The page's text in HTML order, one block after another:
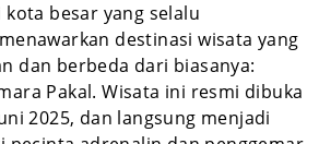
kota besar yang selalu
destinasi wisata yang
dan berbeda dari biasanya:
Pakal. Wisata ini resmi dibuka
2025, dan langsung menjadi